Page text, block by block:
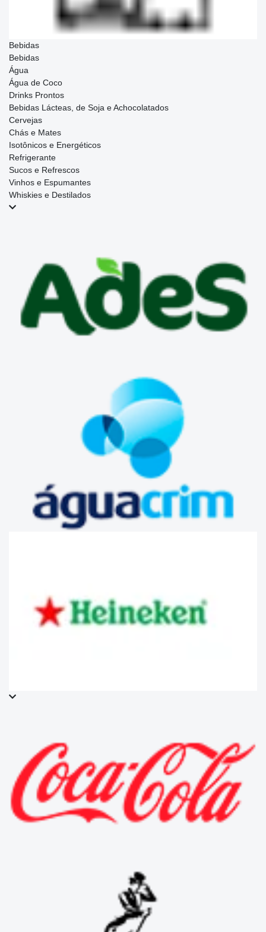
Bebidas
Bebidas
Água
Água de Coco
Drinks Prontos
Bebidas Lácteas, de Soja e Achocolatados
Cervejas
Chás e Mates
Isotônicos e Energéticos
Refrigerante
Sucos e Refrescos
Vinhos e Espumantes
Whiskies e Destilados